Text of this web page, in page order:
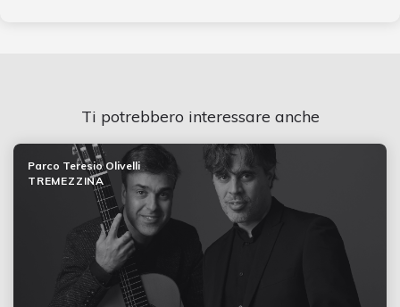
Ti potrebbero interessare anche
Parco Teresio Olivelli
TREMEZZINA